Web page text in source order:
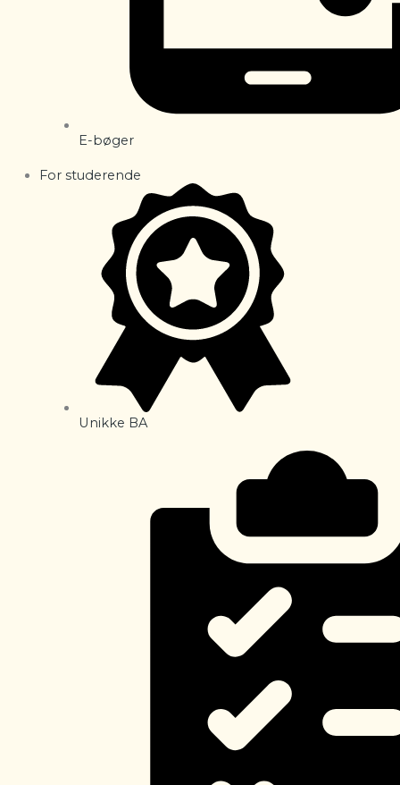
E-bøger
For studerende
Unikke BA